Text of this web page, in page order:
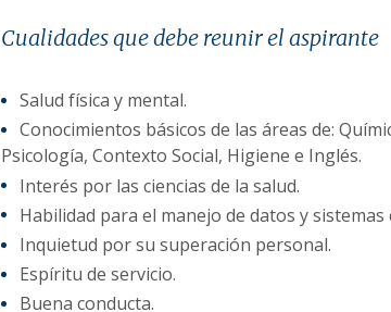
Cualidades que debe reunir el aspirante
Salud física y mental.
Conocimientos básicos de las áreas de:
Psicología, Contexto Social, Higiene e Inglés.
Interés por las ciencias de la salud.
Habilidad para el manejo de datos y
Inquietud por su superación personal.
Espíritu de servicio.
Buena conducta.